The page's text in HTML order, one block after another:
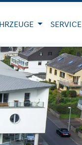
SERVICE